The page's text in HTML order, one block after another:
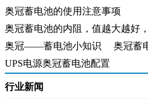
奥冠蓄电池的使用注意事项
奥冠蓄电池的内阻，值越大越好
奥冠——蓄电池小知识
奥冠蓄
UPS电源奥冠蓄电池配置
行业新闻